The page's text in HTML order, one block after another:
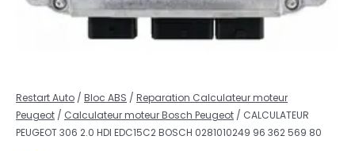
Restart Auto / Bloc ABS / Reparation Calculateur moteur
Peugeot / Calculateur moteur Bosch Peugeot / CALCULATEUR
PEUGEOT 306 2.0 HDI EDC15C2 BOSCH 0281010249 96 362 569 80